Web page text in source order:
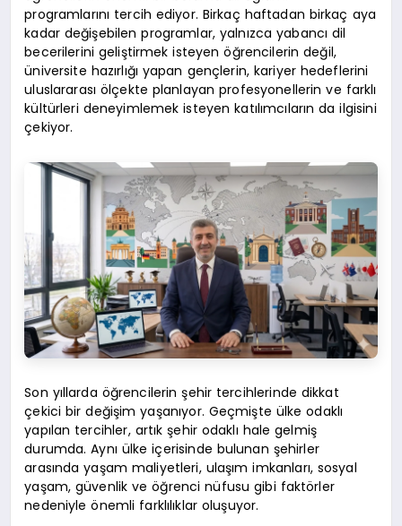
programlarını tercih ediyor. Birkaç haftadan birkaç aya
kadar değişebilen programlar, yalnızca yabancı dil
becerilerini geliştirmek isteyen öğrencilerin değil,
üniversite hazırlığı yapan gençlerin, kariyer hedeflerini
uluslararası ölçekte planlayan profesyonellerin ve farklı
kültürleri deneyimlemek isteyen katılımcıların da ilgisini
çekiyor.
Son yıllarda öğrencilerin şehir tercihlerinde dikkat
çekici bir değişim yaşanıyor. Geçmişte ülke odaklı
yapılan tercihler, artık şehir odaklı hale gelmiş
durumda. Aynı ülke içerisinde bulunan şehirler
arasında yaşam maliyetleri, ulaşım imkanları, sosyal
yaşam, güvenlik ve öğrenci nüfusu gibi faktörler
nedeniyle önemli farklılıklar oluşuyor.